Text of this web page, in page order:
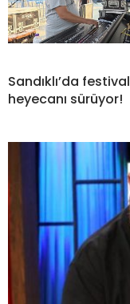
Sandıklı’da festival
heyecanı sürüyor!